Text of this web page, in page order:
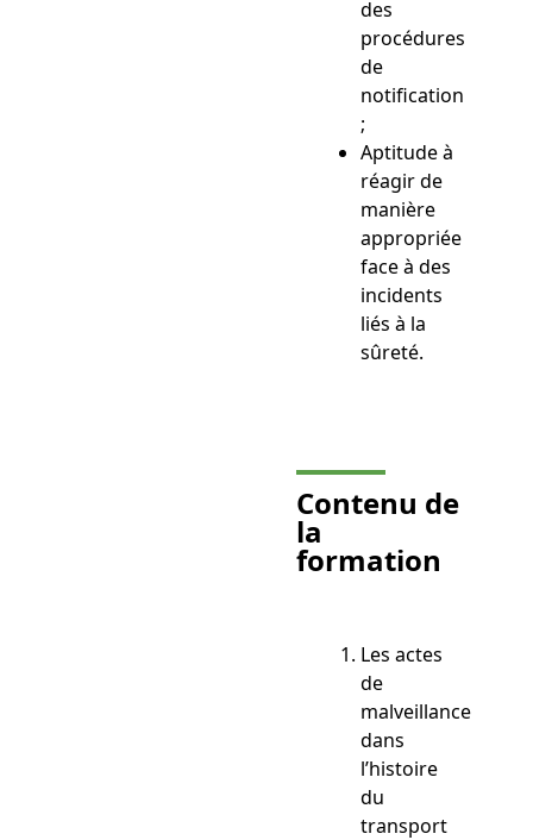
des
procédures
de
notification
;
Aptitude à
réagir de
manière
appropriée
face à des
incidents
liés à la
sûreté.
Contenu de
la
formation
Les actes
de
malveillance
dans
l’histoire
du
transport